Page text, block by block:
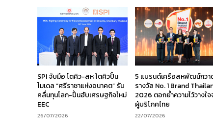
SPI จับมือ โตคิว-สห โตคิวปั้น
โมเดล “ศรีราชาแห่งอนาคต” รับ
คลื่นทุนโลก-ปั้นฮับเศรษฐกิจใหม่
EEC
26/07/2026
5 แบรนด์เครือสหพัฒน์กวา
รางวัล No. 1 Brand
2026 ตอกย้ำความไว้วางใจ
ผู้บริโภคไทย
22/07/2026